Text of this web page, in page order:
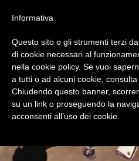
Informativa
Questo sito o gli strumenti terzi
di cookie necessari al
nella cookie policy. Se vuoi
a tutti o ad alcuni cookie, consulta
Chiudendo questo banner,
su un link o proseguendo la
acconsenti all’uso dei cookie.